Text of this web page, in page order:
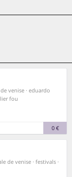
venise · eduardo
fou
0 €
de venise · festivals ·